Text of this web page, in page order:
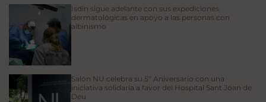
Isdin sigue adelante con sus expediciones
dermatológicas en apoyo a las personas con
albinismo
Salón NU celebra su 5º Aniversario con una
iniciativa solidaria a favor del Hospital Sant Joan de
Deu